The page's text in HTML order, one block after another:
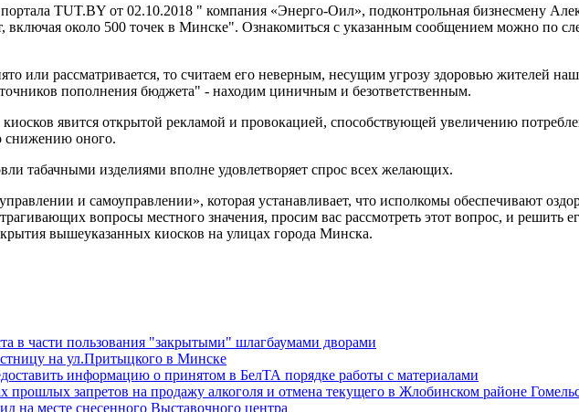
TUT.BY от 02.10.2018 " компания «Энерго-Оил», подконтрольная бизнесмену
включая около 500 точек в Минске". Ознакомиться с указанным сообщением можно по
или рассматривается, то считаем его неверным, несущим угрозу здоровью жителей
пополнения бюджета" - находим циничным и безответственным.
явится открытой рекламой и провокацией, способствующей увеличению
снижению оного.
табачными изделиями вполне удовлетворяет спрос всех желающих.
и самоуправлении», которая устанавливает, что исполкомы обеспечивают
вопросы местного значения, просим вас рассмотреть этот вопрос, и решить
вышеуказанных киосков на улицах города Минска.
в части пользования "закрытыми" шлагбаумами дворами
на ул.Притыцкого в Минске
информацию о принятом в БелТА порядке работы с материалами
прошлых запретов на продажу алкоголя и отмена текущего в Жлобинском районе
на месте снесенного Выставочного центра